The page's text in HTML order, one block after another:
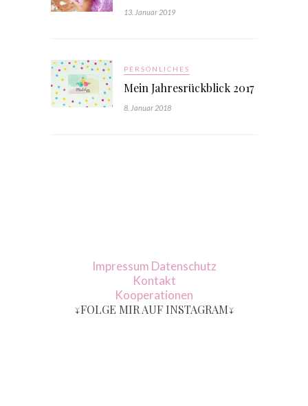
13. Januar 2019
PERSÖNLICHES
Mein Jahresrückblick 2017
8. Januar 2018
Impressum Datenschutz
Kontakt
Kooperationen
↓FOLGE MIR AUF INSTAGRAM↓